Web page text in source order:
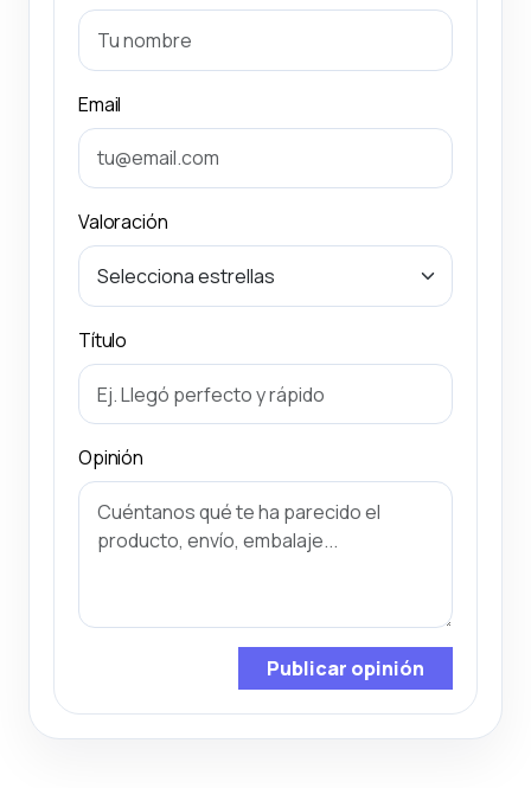
Email
Valoración
Título
Opinión
Publicar opinión